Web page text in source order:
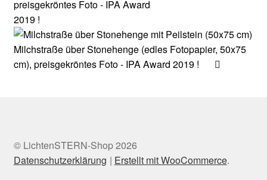
Milchstraße über Stonehenge (edles Fotopapier, 50x75
cm), preisgekröntes Foto - IPA Award 2019 !
© LichtenSTERN-Shop 2026
Datenschutzerklärung
Erstellt mit WooCommerce.